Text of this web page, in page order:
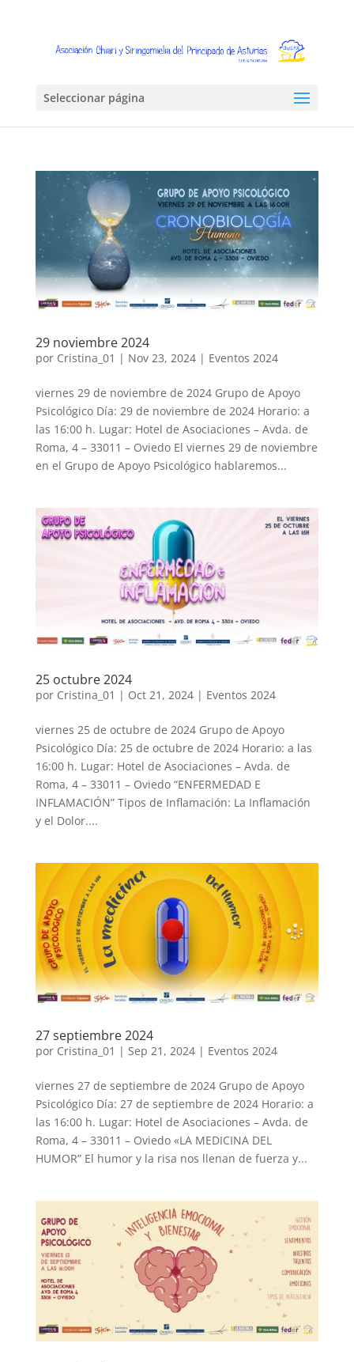
Seleccionar página
29 noviembre 2024
por Cristina_01 | Nov 23, 2024| Eventos 2024
viernes 29 de noviembre de 2024 Grupo de Apoyo
Psicológico Día: 29 de noviembre de 2024 Horario: a
las 16:00 h. Lugar: Hotel de Asociaciones – Avda. de
Roma, 4 – 33011 – Oviedo El viernes 29 de noviembre
en el Grupo de Apoyo Psicológico hablaremos...
25 octubre 2024
por Cristina_01 | Oct 21, 2024| Eventos 2024
viernes 25 de octubre de 2024 Grupo de Apoyo
Psicológico Día: 25 de octubre de 2024 Horario: a las
16:00 h. Lugar: Hotel de Asociaciones – Avda. de
Roma, 4 – 33011 – Oviedo “ENFERMEDAD E
INFLAMACIÓN” Tipos de Inflamación: La Inflamación
y el Dolor....
27 septiembre 2024
por Cristina_01 | Sep 21, 2024| Eventos 2024
viernes 27 de septiembre de 2024 Grupo de Apoyo
Psicológico Día: 27 de septiembre de 2024 Horario: a
las 16:00 h. Lugar: Hotel de Asociaciones – Avda. de
Roma, 4 – 33011 – Oviedo «LA MEDICINA DEL
HUMOR” El humor y la risa nos llenan de fuerza y...